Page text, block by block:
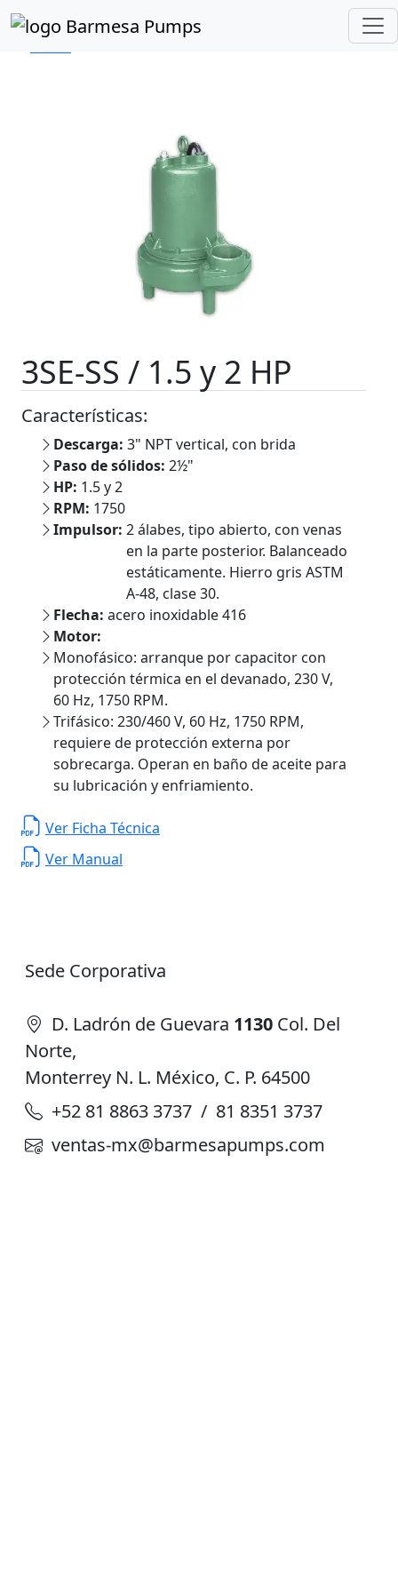
Inicio Catálogo de Productos
3SE-SS / 1.5 y 2 HP
Características:
Descarga: 3" NPT vertical, con brida
Paso de sólidos: 2½"
HP: 1.5 y 2
RPM: 1750
Impulsor: 2 álabes, tipo abierto, con venas
en la parte posterior. Balanceado
estáticamente. Hierro gris ASTM
A-48, clase 30.
Flecha: acero inoxidable 416
Motor:
Monofásico: arranque por capacitor con
protección térmica en el devanado, 230 V,
60 Hz, 1750 RPM.
Trifásico: 230/460 V, 60 Hz, 1750 RPM,
requiere de protección externa por
sobrecarga. Operan en baño de aceite para
su lubricación y enfriamiento.
Ver Ficha Técnica
Ver Manual
Sede Corporativa
D. Ladrón de Guevara 1130 Col. Del
Norte,
Monterrey N. L. México, C. P. 64500
+52 81 8863 3737 / 81 8351 3737
ventas-mx@barmesapumps.com